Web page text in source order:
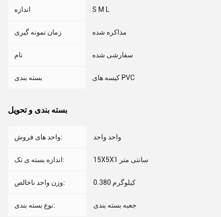
اندازه S M L
زمان نمونه گیری مذاکره شده
نام سفارشی شده
بسته بندی کیسه های PVC
بسته بندی و تحویل
واحد های فروش: واحد واحد
اندازه بسته ی تک: 15X5X1 سانتی متر
وزن واحد ناخالص: 0.380 کيلوگرم
نوع بسته بندی: جعبه بسته بندی